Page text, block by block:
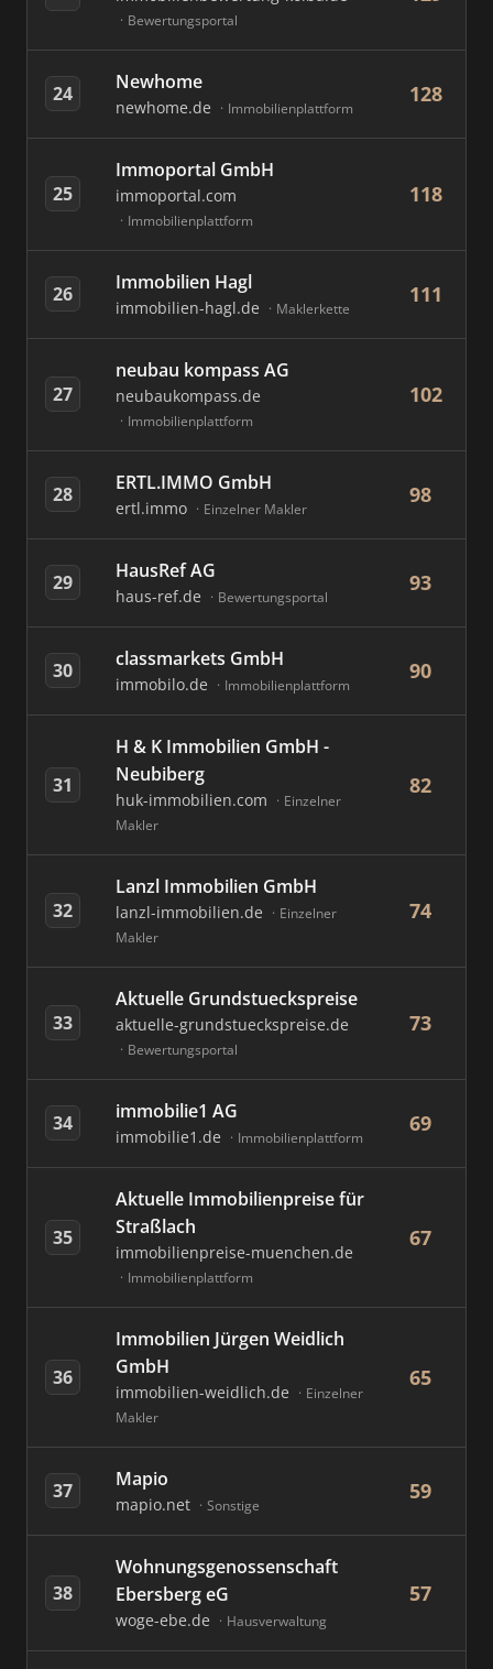
Bewertungsportal
24 Newhome
newhome.de Immobilienplattform
128
25
Immoportal GmbH
immoportal.com
Immobilienplattform
118
26 Immobilien Hagl
immobilien-hagl.de Maklerkette
111
27
neubau kompass AG
neubaukompass.de
Immobilienplattform
102
28 ERTL.IMMO GmbH
ertl.immo Einzelner Makler
98
29 HausRef AG
haus-ref.de Bewertungsportal
93
30 classmarkets GmbH
immobilo.de Immobilienplattform
90
31
H & K Immobilien GmbH -
Neubiberg
huk-immobilien.com
Einzelner
Makler
82
32
Lanzl Immobilien GmbH
lanzl-immobilien.de
Einzelner
Makler
74
33
Aktuelle Grundstueckspreise
aktuelle-grundstueckspreise.de
Bewertungsportal
73
34 immobilie1 AG
immobilie1.de Immobilienplattform
69
35
Aktuelle Immobilienpreise für
Straßlach
immobilienpreise-muenchen.de
Immobilienplattform
67
36
Immobilien Jürgen Weidlich
GmbH
immobilien-weidlich.de
Einzelner
Makler
65
37 Mapio
mapio.net Sonstige
59
38
Wohnungsgenossenschaft
Ebersberg eG
woge-ebe.de Hausverwaltung
57